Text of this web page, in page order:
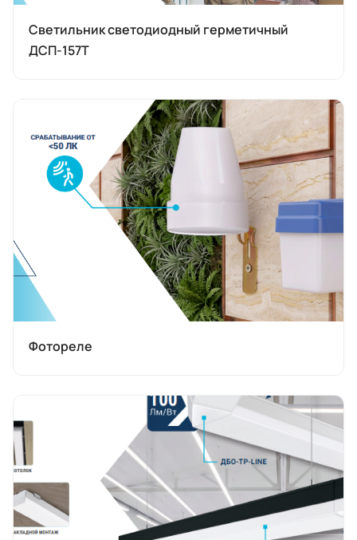
Светильник светодиодный герметичный
ДСП-157Т
Фотореле